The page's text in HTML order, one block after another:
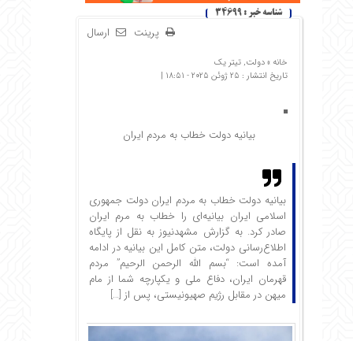
شناسه خبر : 34699
ارسال پرینت
خانه »دولت, تیتر یک
تاریخ انتشار : 25 ژوئن 2025 - 18:51 |
بیانیه دولت خطاب به مردم ایران
بیانیه دولت خطاب به مردم ایران دولت جمهوری
اسلامی ایران بیانیه‌ای را خطاب به مرم ایران
صادر کرد. به گزارش مشهدنیوز به نقل از پایگاه
اطلاع‌رسانی دولت، متن کامل این بیانیه در ادامه
آمده است: “بسم الله الرحمن الرحیم” مردم
قهرمان ایران، دفاع ملی و یکپارچه شما از مام
میهن در مقابل رژیم صهیونیستی، پس از […]